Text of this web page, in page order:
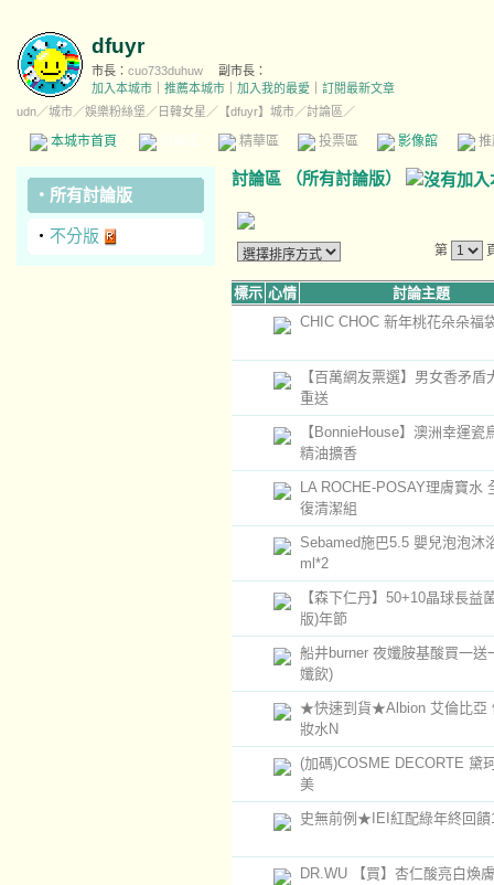
dfuyr
市長： cuo733duhuw
副市長：
加入本城市
推薦本城市 加入我的最愛
訂閱最新文章
udn／城市／娛樂粉絲堡 ／ 日韓女星 ／ 【dfuyr】城市／討論區／
本城市首頁 精華區 投票區 影像館
‧ 所有討論版
‧ 不分版
討論區 （所有討論版）
第
標示 心情
討論主題
CHIC CHOC 新年桃花朵朵福
【百萬網友票選】男女香矛盾
重送
【BonnieHouse】澳洲幸運瓷
精油擴香
LA ROCHE-POSAY理膚寶水
復清潔組
Sebamed施巴5.5 嬰兒泡泡沐
ml*2
【森下仁丹】50+10晶球長益
版)年節
船井burner 夜孅胺基酸買一送
孅飲)
★快速到貨★Albion 艾倫比亞
妝水N
(加碼)COSME DECORTE 黛
美
史無前例★IEI紅配綠年終回饋
DR.WU 【買】杏仁酸亮白煥